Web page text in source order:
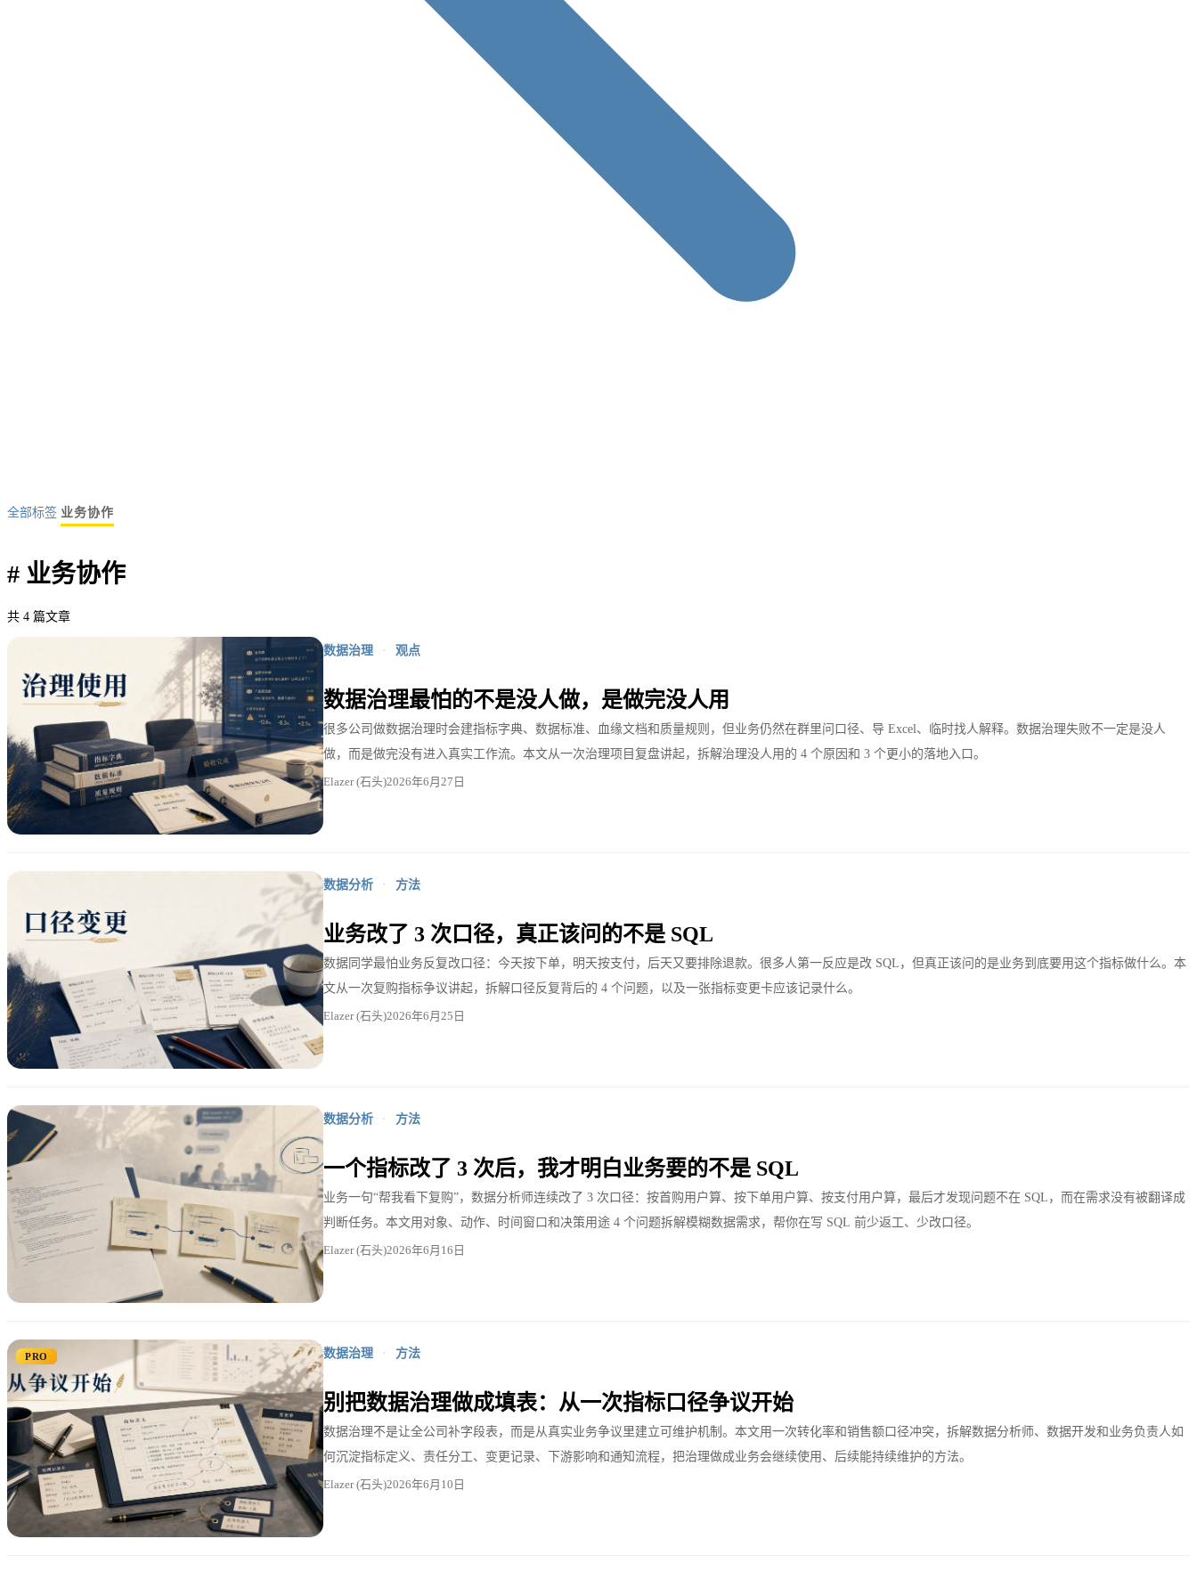
全部标签 业务协作
# 业务协作
共 4 篇文章
数据治理 · 观点
数据治理最怕的不是没人做，是做完没人用
很多公司做数据治理时会建指标字典、数据标准、血缘文档和质量规则，但业务仍然在群里问口径、导 Excel、临时找人解释。数据治理失败不一定是没人
做，而是做完没有进入真实工作流。本文从一次治理项目复盘讲起，拆解治理没人用的 4 个原因和 3 个更小的落地入口。
Elazer (石头)2026年6月27日
数据分析 · 方法
业务改了 3 次口径，真正该问的不是 SQL
数据同学最怕业务反复改口径：今天按下单，明天按支付，后天又要排除退款。很多人第一反应是改 SQL，但真正该问的是业务到底要用这个指标做什么。本
文从一次复购指标争议讲起，拆解口径反复背后的 4 个问题，以及一张指标变更卡应该记录什么。
Elazer (石头)2026年6月25日
数据分析 · 方法
一个指标改了 3 次后，我才明白业务要的不是 SQL
业务一句“帮我看下复购”，数据分析师连续改了 3 次口径：按首购用户算、按下单用户算、按支付用户算，最后才发现问题不在 SQL，而在需求没有被翻译成
判断任务。本文用对象、动作、时间窗口和决策用途 4 个问题拆解模糊数据需求，帮你在写 SQL 前少返工、少改口径。
Elazer (石头)2026年6月16日
PRO 数据治理 · 方法
别把数据治理做成填表：从一次指标口径争议开始
数据治理不是让全公司补字段表，而是从真实业务争议里建立可维护机制。本文用一次转化率和销售额口径冲突，拆解数据分析师、数据开发和业务负责人如
何沉淀指标定义、责任分工、变更记录、下游影响和通知流程，把治理做成业务会继续使用、后续能持续维护的方法。
Elazer (石头)2026年6月10日